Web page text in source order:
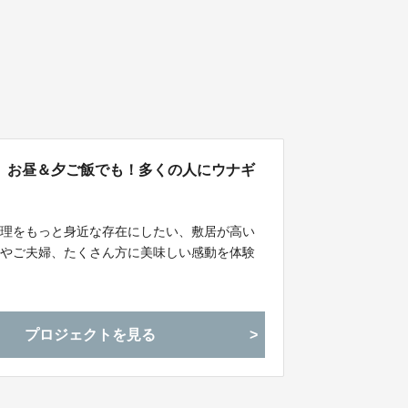
昼＆夕ご飯でも！多くの人にウナギ
をもっと身近な存在にしたい、敷居が高い
ご夫婦、たくさん方に美味しい感動を体験
プロジェクトを見る